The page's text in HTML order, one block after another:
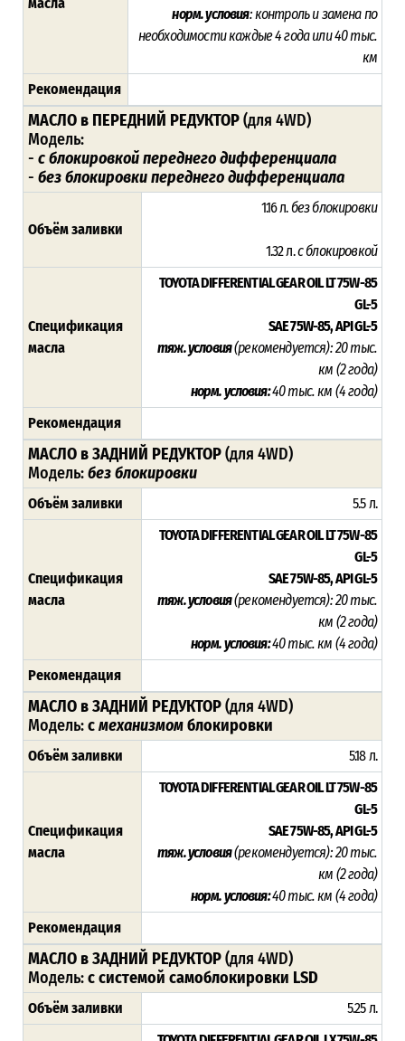
норм. условия: контроль и замена по
необходимости каждые4 года или 40 тыс.
км
Рекомендация
МАСЛО в ПЕРЕДНИЙ РЕДУКТОР(для 4WD)
Модель:
- с блокировкой переднего дифференциала
- без блокировки переднего дифференциала
Объём заливки
1.16 л.без блокировки
1.32 л.с блокировкой
Спецификация
масла
TOYOTA DIFFERENTIAL GEAR OIL LT 75W-85
GL-5
SAE 75W-85, API GL-5
тяж. условия(рекомендуется):20 тыс.
км (2 года)
норм. условия:40 тыс. км (4 года)
Рекомендация
МАСЛО в ЗАДНИЙ РЕДУКТОР(для 4WD)
Модель:без блокировки
Объём заливки 5.5 л.
Спецификация
масла
TOYOTA DIFFERENTIAL GEAR OIL LT 75W-85
GL-5
SAE 75W-85, API GL-5
тяж. условия(рекомендуется):20 тыс.
км (2 года)
норм. условия:40 тыс. км (4 года)
Рекомендация
МАСЛО в ЗАДНИЙ РЕДУКТОР(для 4WD)
Модель:смеханизмомблокировки
Объём заливки 5.18 л.
Спецификация
масла
TOYOTA DIFFERENTIAL GEAR OIL LT 75W-85
GL-5
SAE 75W-85, API GL-5
тяж. условия(рекомендуется):20 тыс.
км (2 года)
норм. условия:40 тыс. км (4 года)
Рекомендация
МАСЛО в ЗАДНИЙ РЕДУКТОР(для 4WD)
Модель:с системой самоблокировки LSD
Объём заливки
5.25 л.